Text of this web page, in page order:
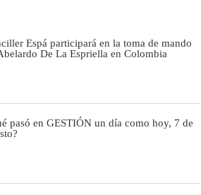
Espá participará en la toma de mando
De La Espriella en Colombia
pasó en GESTIÓN un día como hoy, 7 de